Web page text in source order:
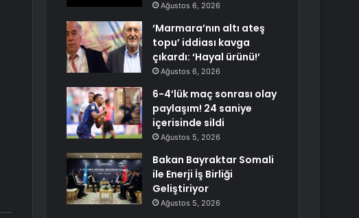
Ağustos 6, 2026
‘Marmara’nın altı ateş
topu’ iddiası kavga
çıkardı: ‘Hayal ürünü!’
Ağustos 6, 2026
6-4’lük maç sonrası olay
paylaşım! 24 saniye
içerisinde sildi
Ağustos 5, 2026
Bakan Bayraktar Somali
ile Enerji İş Birliği
Geliştiriyor
Ağustos 5, 2026